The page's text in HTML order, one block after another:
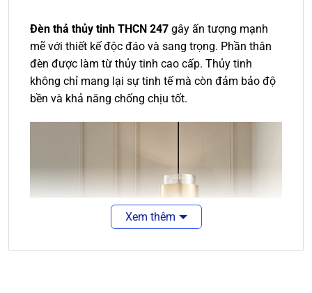
Đèn thả thủy tinh THCN 247 gây ấn tượng mạnh
mẽ với thiết kế độc đáo và sang trọng. Phần thân
đèn được làm từ thủy tinh cao cấp. Thủy tinh
không chỉ mang lại sự tinh tế mà còn đảm bảo độ
bền và khả năng chống chịu tốt.
Xem thêm